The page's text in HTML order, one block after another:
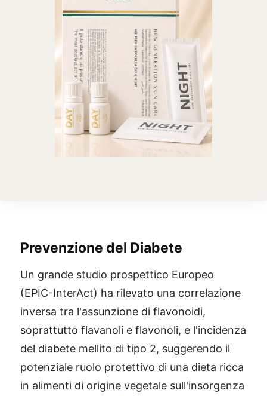
Prevenzione del Diabete
Un grande studio prospettico Europeo
(EPIC-InterAct) ha rilevato una correlazione
inversa tra l'assunzione di flavonoidi,
soprattutto flavanoli e flavonoli, e l'incidenza
del diabete mellito di tipo 2, suggerendo il
potenziale ruolo protettivo di una dieta ricca
in alimenti di origine vegetale sull'insorgenza